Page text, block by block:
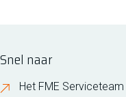
Snel naar
Het FME Serviceteam